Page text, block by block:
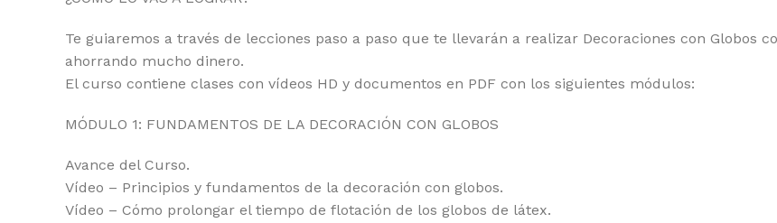
Te guiaremos a través de lecciones paso a paso que te llevarán a realizar Decoraciones con Globos
ahorrando mucho dinero.
El curso contiene clases con vídeos HD y documentos en PDF con los siguientes módulos:
MÓDULO 1: FUNDAMENTOS DE LA DECORACIÓN CON GLOBOS
Avance del Curso.
Vídeo – Principios y fundamentos de la decoración con globos.
Vídeo – Cómo prolongar el tiempo de flotación de los globos de látex.